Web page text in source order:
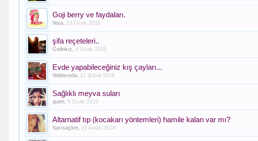
Goji berry ve faydaları.
Nisa 13 Ocak 2016
şifa reçeteleri..
Gelinkız ,8 Ocak 2015
Evde yapabileceğiniz kış çayları...
Veldaveda 21 Şubat 2016
Sağlıklı meyva suları
quen ,8 Ocak 2015
Altarnatif tıp (kocakarı yöntemleri) hamile kalan var mı?
Sarısaçlım 27 Aralık 2014